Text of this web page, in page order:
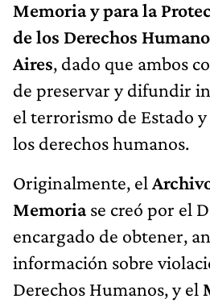
Memoria y para la
de los Derechos
Aires, dado que ambos
de preservar y difundir
el terrorismo de Estado
los derechos humanos.
Originalmente, el
Memoriase creó por el
encargado de obtener,
información sobre
Derechos Humanos, y el